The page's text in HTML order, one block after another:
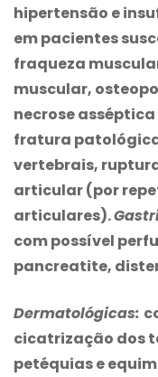
hipertensão e
em pacientes
fraqueza
muscular,
necrose
fratura patológica
vertebrais,
articular (por
articulares).
com possível
pancreatite,
Dermatológicas:
cicatrização dos
petéquias e